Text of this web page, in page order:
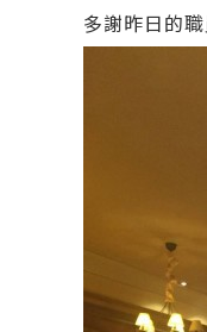
多謝昨日的